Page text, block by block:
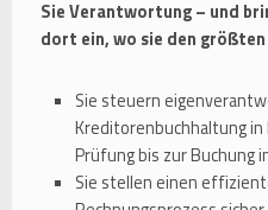
Sie Verantwortung – und
dort ein, wo sie den
Sie steuern
Kreditorenbuchhaltung
Prüfung bis zur Buchung
Sie stellen einen